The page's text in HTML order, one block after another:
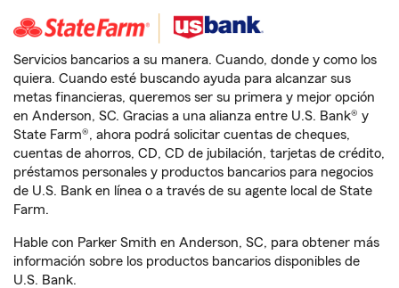
Servicios bancarios a su manera. Cuando, donde y como los
quiera. Cuando esté buscando ayuda para alcanzar sus
metas financieras, queremos ser su primera y mejor opción
en Anderson, SC. Gracias a una alianza entre U.S. Bank® y
State Farm®, ahora podrá solicitar cuentas de cheques,
cuentas de ahorros, CD, CD de jubilación, tarjetas de crédito,
préstamos personales y productos bancarios para negocios
de U.S. Bank en línea o a través de su agente local de State
Farm.
Hable con Parker Smith en Anderson, SC, para obtener más
información sobre los productos bancarios disponibles de
U.S. Bank.